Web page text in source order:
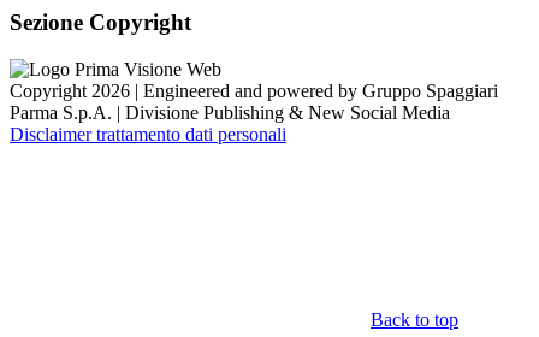
Sezione Copyright
Copyright 2026 | Engineered and powered by Gruppo Spaggiari
Parma S.p.A. | Divisione Publishing & New Social Media
Disclaimer trattamento dati personali
Back to top